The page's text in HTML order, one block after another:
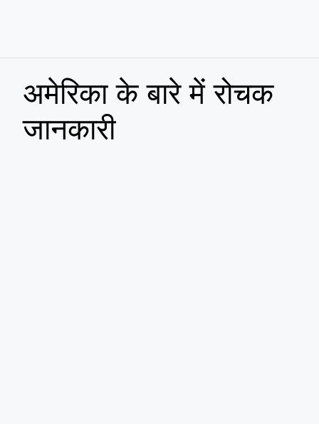
अमेरिका के बारे में रोचक
जानकारी